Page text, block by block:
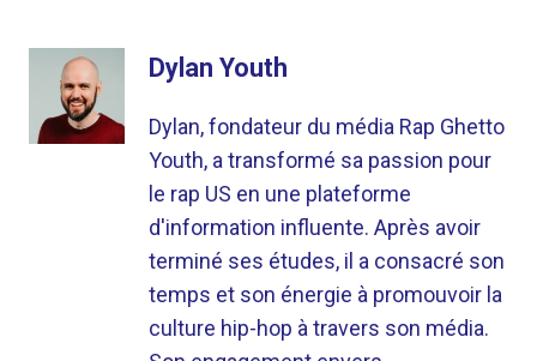
Dylan Youth
Dylan, fondateur du média Rap Ghetto
Youth, a transformé sa passion pour
le rap US en une plateforme
d'information influente. Après avoir
terminé ses études, il a consacré son
temps et son énergie à promouvoir la
culture hip-hop à travers son média.